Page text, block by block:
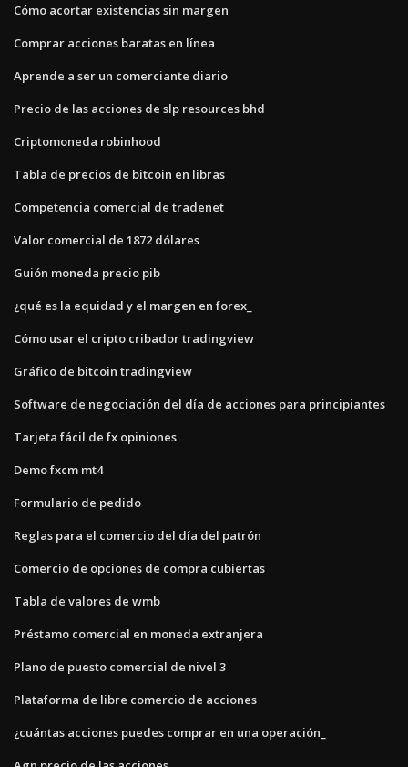
Cómo acortar existencias sin margen
Comprar acciones baratas en línea
Aprende a ser un comerciante diario
Precio de las acciones de slp resources bhd
Criptomoneda robinhood
Tabla de precios de bitcoin en libras
Competencia comercial de tradenet
Valor comercial de 1872 dólares
Guión moneda precio pib
¿qué es la equidad y el margen en forex_
Cómo usar el cripto cribador tradingview
Gráfico de bitcoin tradingview
Software de negociación del día de acciones para principiantes
Tarjeta fácil de fx opiniones
Demo fxcm mt4
Formulario de pedido
Reglas para el comercio del día del patrón
Comercio de opciones de compra cubiertas
Tabla de valores de wmb
Préstamo comercial en moneda extranjera
Plano de puesto comercial de nivel 3
Plataforma de libre comercio de acciones
¿cuántas acciones puedes comprar en una operación_